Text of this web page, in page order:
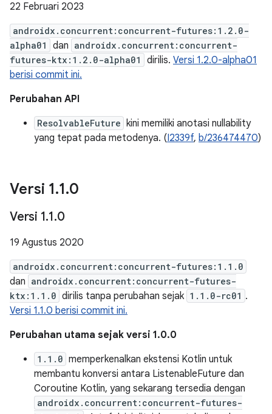
22 Februari 2023
androidx.concurrent:concurrent-futures:1.2.0-
alpha01
dan androidx.concurrent:concurrent-
futures-ktx:1.2.0-alpha01
dirilis. Versi 1.2.0-alpha01
berisi commit ini.
Perubahan API
ResolvableFuture kini memiliki anotasi nullability
yang tepat pada metodenya. (I2339f, b/236474470)
Versi 1.1.0
Versi 1.1.0
19 Agustus 2020
androidx.concurrent:concurrent-futures:1.1.0
dan androidx.concurrent:concurrent-futures-
ktx:1.1.0 dirilis tanpa perubahan sejak 1.1.0-rc01 .
Versi 1.1.0 berisi commit ini.
Perubahan utama sejak versi 1.0.0
1.1.0 memperkenalkan ekstensi Kotlin untuk
membantu konversi antara ListenableFuture dan
Coroutine Kotlin, yang sekarang tersedia dengan
androidx.concurrent:concurrent-futures-